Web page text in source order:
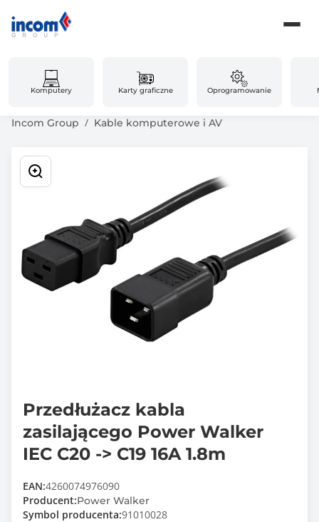
Komputery Karty graficzne Oprogramowanie
Incom Group Kable komputerowe i AV
Przedłużacz kabla
zasilającego Power Walker
IEC C20 -> C19 16A 1.8m
EAN:4260074976090
Producent:Power Walker
Symbol producenta:91010028